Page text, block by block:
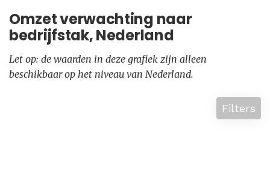
Omzet verwachting naar
bedrijfstak, Nederland
Let op: de waarden in deze grafiek zijn alleen
beschikbaar op het niveau van Nederland.
Filters